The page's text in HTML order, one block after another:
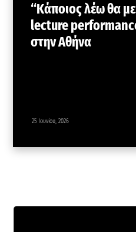
“Κάποιος λέω θα
lecture
στην Αθήνα
25 Ιουνίου, 2026